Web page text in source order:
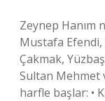
Zeynep Hanım
Mustafa Efendi,
Çakmak,
Sultan Mehmet
harfle başlar: •